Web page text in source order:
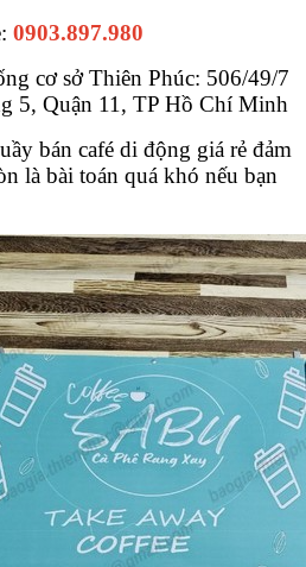
0903.897.980
cơ sở Thiên Phúc: 506/49/7
5, Quận 11, TP Hồ Chí Minh
bán café di động giá rẻ đảm
là bài toán quá khó nếu bạn